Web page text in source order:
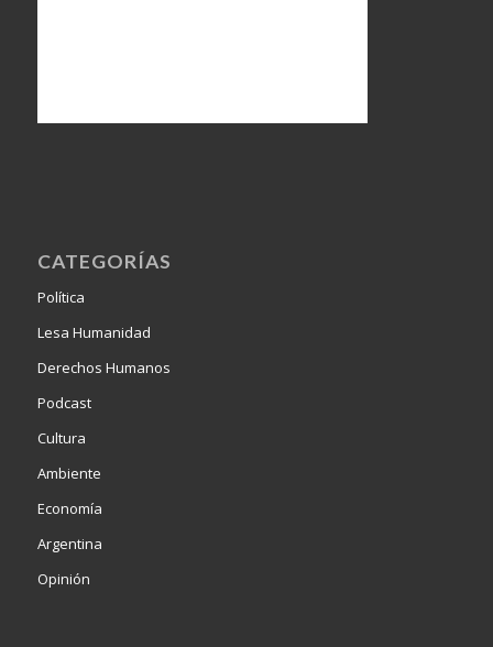
CATEGORÍAS
Política
Lesa Humanidad
Derechos Humanos
Podcast
Cultura
Ambiente
Economía
Argentina
Opinión